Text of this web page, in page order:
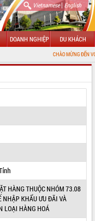
Vietnamese| English
DOANH NGHIỆP DU KHÁCH
CHÀO MỪNG ĐẾN VỚI CỔNG
HÀNG THUỘC NHÓM 73.08
NHẬP KHẨU ƯU ĐÃI VÀ
LOẠI HÀNG HOÁ